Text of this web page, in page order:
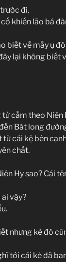
đi.
khiến lão bá
biết về mấy ụ
lại không biết
cầm theo Niên
Bát long
cái kệ bên
chất.
Hy sao? Cái
vậy?
nhưng kẻ đó
tới cái kẻ đã